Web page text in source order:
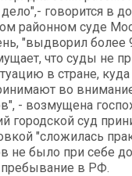
говорится в
районном суде
"выдворил более
что суды не
в стране,
во
- возмущена
городской суд
"сложилась
не было при себе
пребывание в РФ.